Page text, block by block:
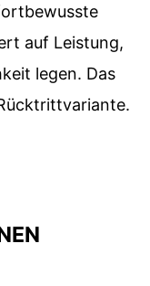
auf Leistung,
legen. Das